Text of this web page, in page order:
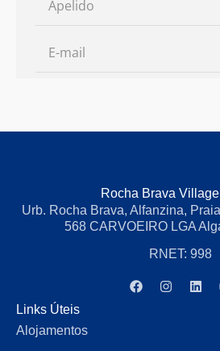
Rocha Brava
Urb. Rocha Brava, Alfanzina,
568 CARVOEIRO LGA
RNET: 998
Links Úteis
Alojamentos